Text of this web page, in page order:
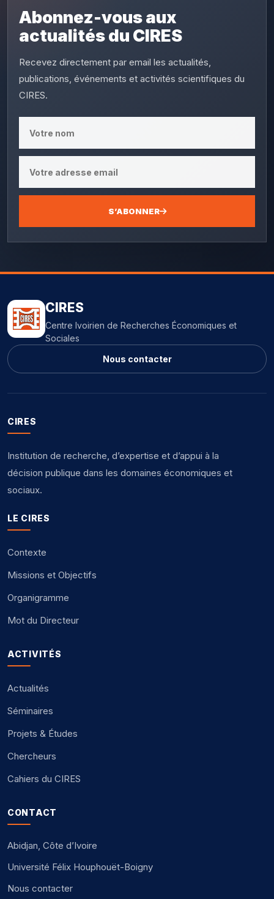
Abonnez-vous aux
actualités du CIRES
Recevez directement par email les actualités,
publications, événements et activités scientifiques du
CIRES.
S’ABONNER
CIRES
Centre Ivoirien de Recherches Économiques et
Sociales
Nous contacter
CIRES
Institution de recherche, d’expertise et d’appui à la
décision publique dans les domaines économiques et
sociaux.
LE CIRES
Contexte
Missions et Objectifs
Organigramme
Mot du Directeur
ACTIVITÉS
Actualités
Séminaires
Projets & Études
Chercheurs
Cahiers du CIRES
CONTACT
Abidjan, Côte d’Ivoire
Université Félix Houphouët-Boigny
Nous contacter